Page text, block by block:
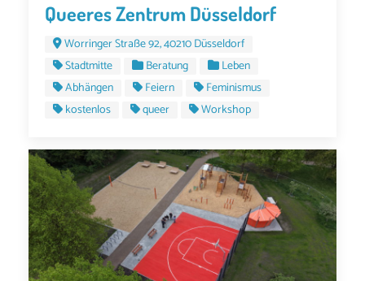
Queeres Zentrum Düsseldorf
Worringer Straße 92, 40210 Düsseldorf
Stadtmitte
Beratung
Leben
Abhängen
Feiern
Feminismus
kostenlos
queer Workshop